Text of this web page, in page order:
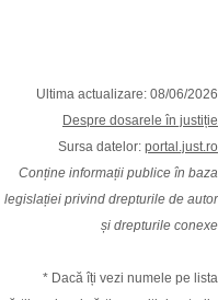
Ultima actualizare: 08/06/2026
Despre dosarele în justiție
Sursa datelor: portal.just.ro
Conține informații publice în baza
legislației privind drepturile de autor
și drepturile conexe
* Dacă îți vezi numele pe lista